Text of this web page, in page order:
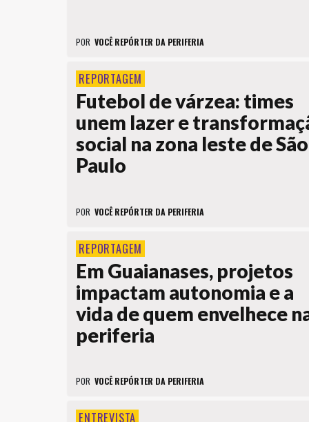
POR VOCÊ REPÓRTER DA PERIFERIA
REPORTAGEM
Futebol de várzea: times
unem lazer e
social na zona leste de São
Paulo
POR VOCÊ REPÓRTER DA PERIFERIA
REPORTAGEM
Em Guaianases, projetos
impactam autonomia e a
vida de quem envelhece
periferia
POR VOCÊ REPÓRTER DA PERIFERIA
ENTREVISTA